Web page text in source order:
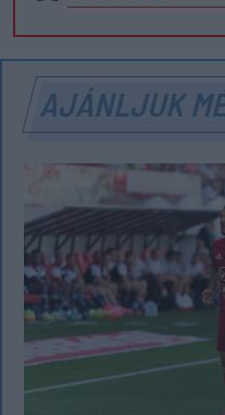
AJÁNLJUK